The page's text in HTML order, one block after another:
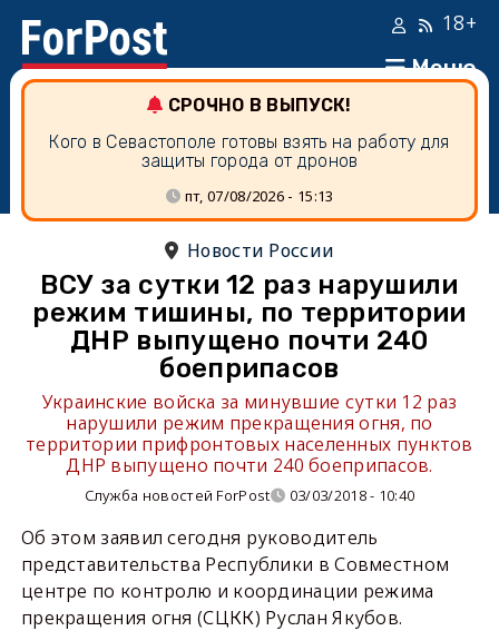
Меню
18+
СРОЧНО В ВЫПУСК!
Кого в Севастополе готовы взять на работу для
защиты города от дронов
пт, 07/08/2026 - 15:13
Новости России
ВСУ за сутки 12 раз нарушили
режим тишины, по территории
ДНР выпущено почти 240
боеприпасов
Украинские войска за минувшие сутки 12 раз
нарушили режим прекращения огня, по
территории прифронтовых населенных пунктов
ДНР выпущено почти 240 боеприпасов.
Служба новостей ForPost 03/03/2018 - 10:40
Об этом заявил сегодня руководитель
представительства Республики в Совместном
центре по контролю и координации режима
прекращения огня (СЦКК) Руслан Якубов.